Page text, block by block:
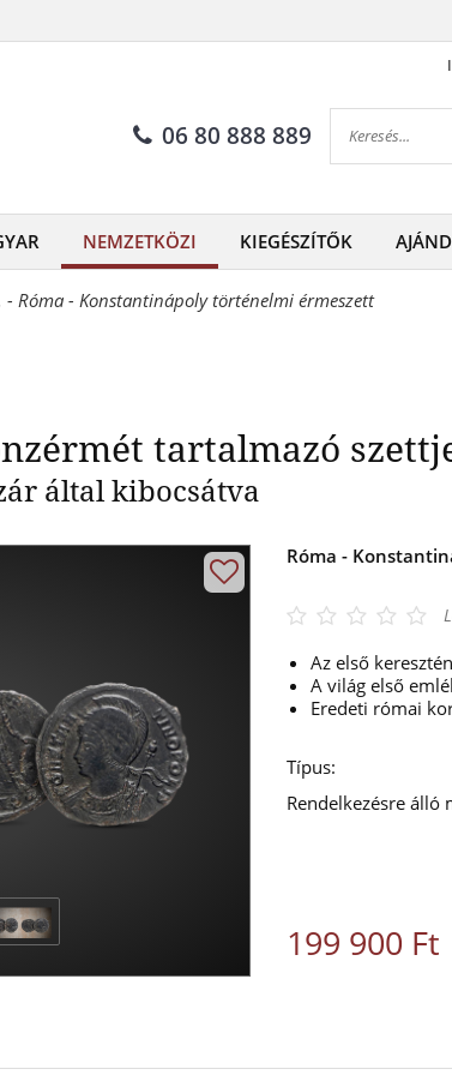
06 80 888 889
NEMZETKÖZI KIEGÉSZÍTŐK
Róma - Konstantinápoly történelmi érmeszett
tartalmazó
által kibocsátva
Róma -
Az első
A világ első
Eredeti római
Típus:
Rendelkezésre álló
199 900 Ft
két bronzérmét